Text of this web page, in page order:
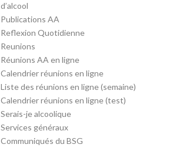
d’alcool
Publications AA
Reflexion Quotidienne
Reunions
Réunions AA en ligne
Calendrier réunions en ligne
Liste des réunions en ligne (semaine)
Calendrier réunions en ligne (test)
Serais-je alcoolique
Services généraux
Communiqués du BSG